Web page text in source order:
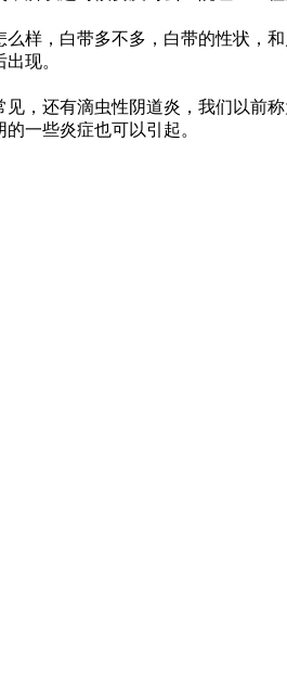
，白带多不多，白带的性状，
现。
还有滴虫性阴道炎，我们以前
一些炎症也可以引起。